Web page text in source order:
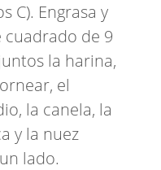
C). Engrasa y
de 9
la harina,
el
la canela, la
y la nuez
lado.